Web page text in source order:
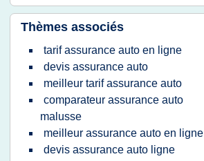
Thèmes associés
tarif assurance auto en ligne
devis assurance auto
meilleur tarif assurance auto
comparateur assurance auto
malusse
meilleur assurance auto en ligne
devis assurance auto ligne